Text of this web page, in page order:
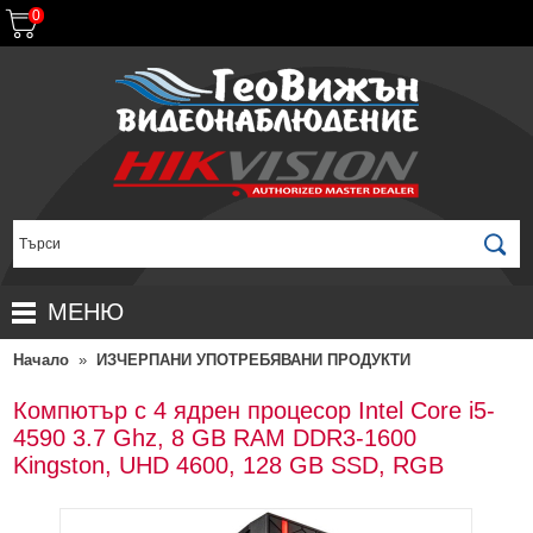
0
МЕНЮ
НАЧАЛО
ПРОДУКТИ
ПРОМОЦИИ
КОМПЛЕКТИ ЗА ВИДЕОНАБЛЮДЕНИЕ
ЗА ДИСТРИБУТОРИ
Начало » ИЗЧЕРПАНИ УПОТРЕБЯВАНИ ПРОДУКТИ
Компютър с 4 ядрен процесор Intel Core i5-
4590 3.7 Ghz, 8 GB RAM DDR3-1600
Kingston, UHD 4600, 128 GB SSD, RGB